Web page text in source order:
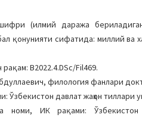
(илмий даража
қонунияти сифатида: миллий ва
B2022.4.DSc/Fil469.
филология фанлари
Ўзбекистон давлат жаҳон тиллари
номи, ИК рақами: Ўзбекистон